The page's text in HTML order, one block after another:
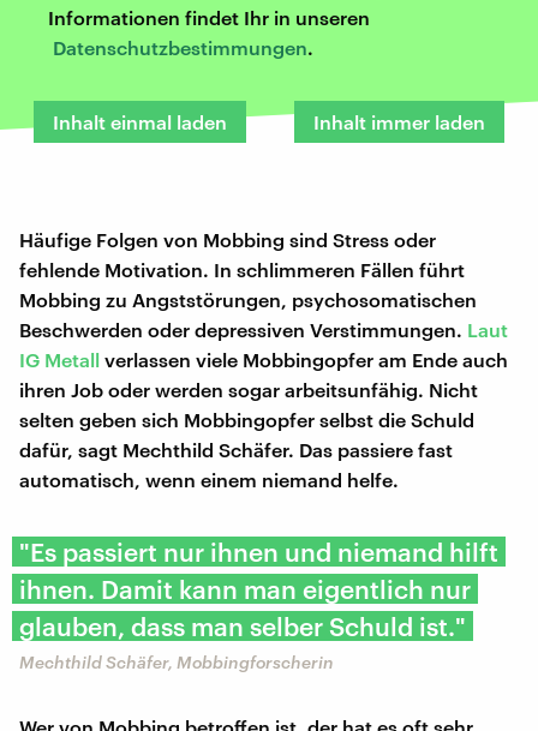
Informationen findet Ihr in unseren
Datenschutzbestimmungen.
Inhalt einmal laden Inhalt immer laden
Häufige Folgen von Mobbing sind Stress oder
fehlende Motivation. In schlimmeren Fällen führt
Mobbing zu Angststörungen, psychosomatischen
Beschwerden oder depressiven Verstimmungen. Laut
IG Metall verlassen viele Mobbingopfer am Ende auch
ihren Job oder werden sogar arbeitsunfähig. Nicht
selten geben sich Mobbingopfer selbst die Schuld
dafür, sagt Mechthild Schäfer. Das passiere fast
automatisch, wenn einem niemand helfe.
"Es passiert nur ihnen und niemand hilft
ihnen. Damit kann man eigentlich nur
glauben, dass man selber Schuld ist."
Mechthild Schäfer, Mobbingforscherin